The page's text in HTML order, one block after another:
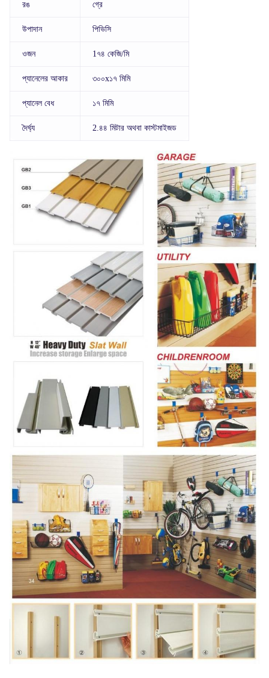
রঙ গ্রে
উপাদান পিভিসি
ওজন 1৭৪ কেজি/মি
প্যানেলের আকার ৩০০x১৭ মিমি
প্যানেল বেধ ১৭ মিমি
দৈর্ঘ্য 2.৪৪ মিটার অথবা কাস্টমাইজড